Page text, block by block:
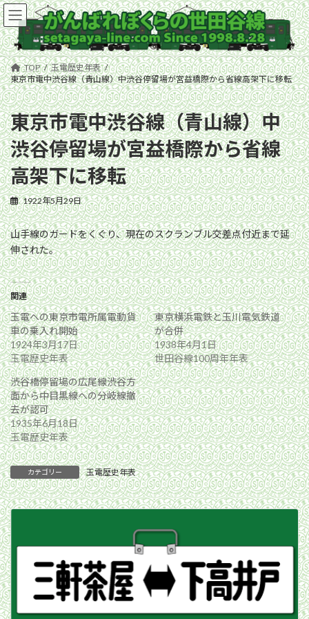
コ
ン
テ
ン
ツ
へ
ス
キ
ッ
プ
ナ
ビ
ゲ
ー
シ
ョ
ン
に
移
動
TOP
玉電歴史年表
東京市電中渋谷線（青山線）中渋谷停留場が宮益橋際から省線高架下に移転
東京市電中渋谷線（青山線）中
渋谷停留場が宮益橋際から省線
高架下に移転
1922年5月29日
山手線のガードをくぐり、現在のスクランブル交差点付近まで延
伸された。
関連
玉電への東京市電所属電動貨
車の乗入れ開始
1924年3月17日
玉電歴史年表
東京横浜電鉄と玉川電気鉄道
が合併
1938年4月1日
世田谷線100周年年表
渋谷橋停留場の広尾線渋谷方
面から中目黒線への分岐線撤
去が認可
1935年6月18日
玉電歴史年表
カテゴリー 玉電歴史年表